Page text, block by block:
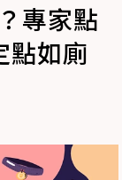
專家點
點如廁